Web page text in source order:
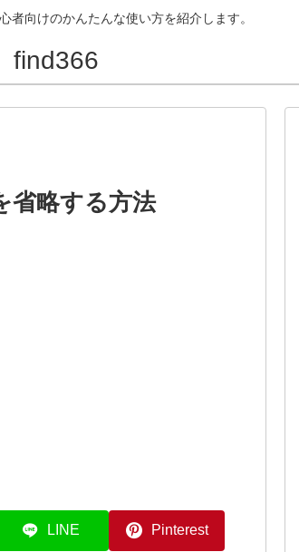
者向けのかんたんな使い方を紹介します。
find366
省略する方法
LINE Pinterest